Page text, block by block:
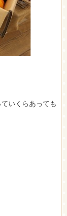
いくらあっても